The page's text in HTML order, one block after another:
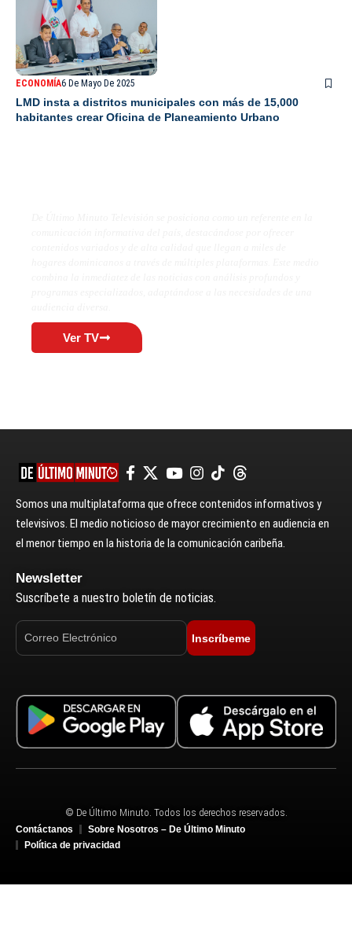
ECONOMÍA6 De Mayo De 2025
LMD insta a distritos municipales con más de 15,000
habitantes crear Oficina de Planeamiento Urbano
Ver TV
Somos una multiplataforma que ofrece contenidos informativos y
televisivos. El medio noticioso de mayor crecimiento en audiencia en
el menor tiempo en la historia de la comunicación caribeña.
Newsletter
Suscríbete a nuestro boletín de noticias.
Inscríbeme
© De Último Minuto. Todos los derechos reservados.
Contáctanos
Sobre Nosotros – De Último Minuto
Política de privacidad